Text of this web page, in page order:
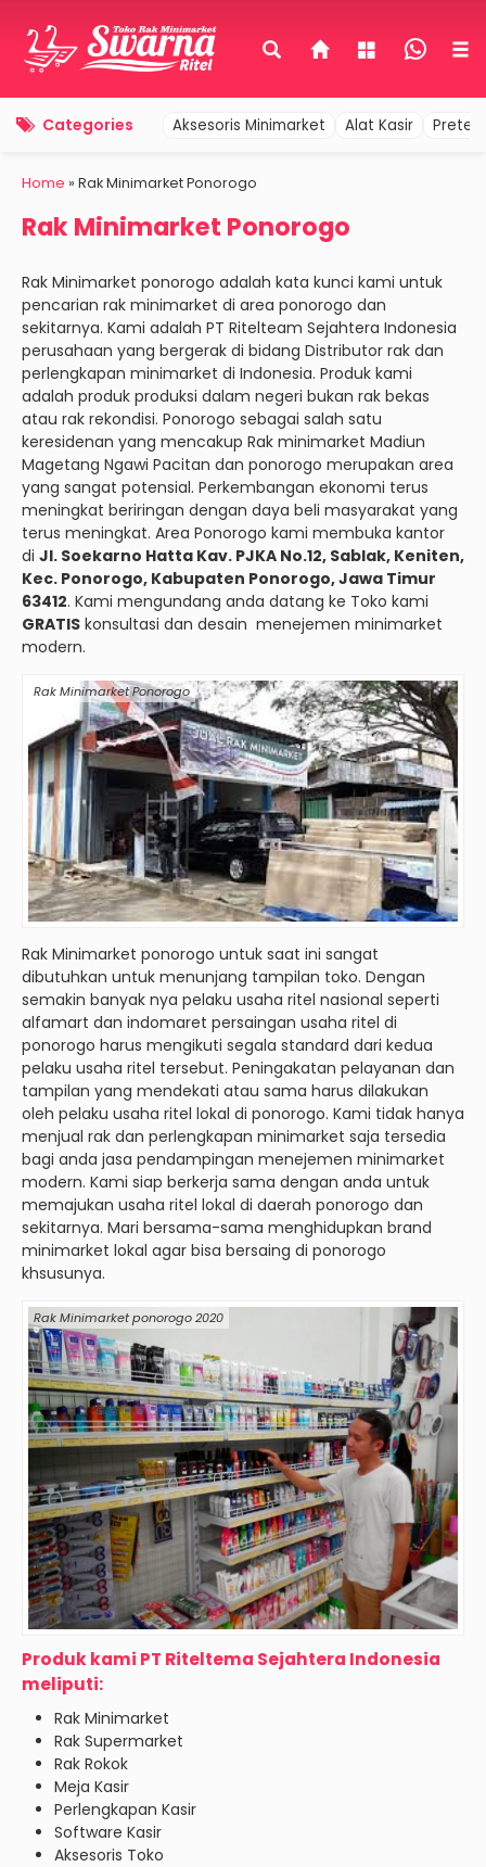
Categories Aksesoris Minimarket Alat Kasir
Home » Rak Minimarket Ponorogo
Rak Minimarket Ponorogo
Rak Minimarket ponorogo adalah kata kunci kami untuk
pencarian rak minimarket di area ponorogo dan
sekitarnya. Kami adalah PT Ritelteam Sejahtera Indonesia
perusahaan yang bergerak di bidang Distributor rak dan
perlengkapan minimarket di Indonesia. Produk kami
adalah produk produksi dalam negeri bukan rak bekas
atau rak rekondisi. Ponorogo sebagai salah satu
keresidenan yang mencakup Rak minimarket Madiun
Magetang Ngawi Pacitan dan ponorogo merupakan area
yang sangat potensial. Perkembangan ekonomi terus
meningkat beriringan dengan daya beli masyarakat yang
terus meningkat. Area Ponorogo kami membuka kantor
di Jl. Soekarno Hatta Kav. PJKA No.12, Sablak, Keniten,
Kec. Ponorogo, Kabupaten Ponorogo, Jawa Timur
63412. Kami mengundang anda datang ke Toko kami
GRATIS konsultasi dan desain menejemen minimarket
modern.
Rak Minimarket Ponorogo
Rak Minimarket ponorogo untuk saat ini sangat
dibutuhkan untuk menunjang tampilan toko. Dengan
semakin banyak nya pelaku usaha ritel nasional seperti
alfamart dan indomaret persaingan usaha ritel di
ponorogo harus mengikuti segala standard dari kedua
pelaku usaha ritel tersebut. Peningakatan pelayanan dan
tampilan yang mendekati atau sama harus dilakukan
oleh pelaku usaha ritel lokal di ponorogo. Kami tidak hanya
menjual rak dan perlengkapan minimarket saja tersedia
bagi anda jasa pendampingan menejemen minimarket
modern. Kami siap berkerja sama dengan anda untuk
memajukan usaha ritel lokal di daerah ponorogo dan
sekitarnya. Mari bersama-sama menghidupkan brand
minimarket lokal agar bisa bersaing di ponorogo
khsusunya.
Rak Minimarket ponorogo 2020
Produk kami PT Riteltema Sejahtera Indonesia
meliputi:
Rak Minimarket
Rak Supermarket
Rak Rokok
Meja Kasir
Perlengkapan Kasir
Software Kasir
Aksesoris Toko